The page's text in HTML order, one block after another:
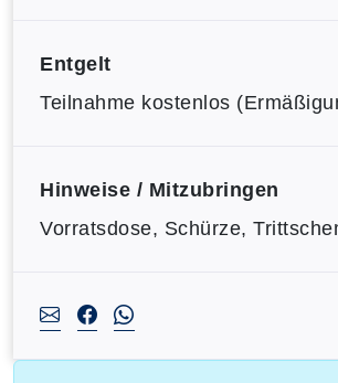
Entgelt
Teilnahme kostenlos
Hinweise / Mitzubringen
Vorratsdose, Schürze,